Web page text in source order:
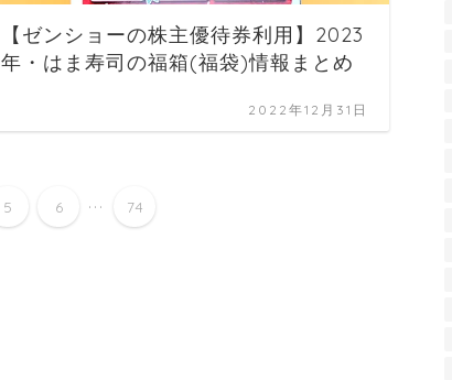
【ゼンショーの株主優待券利用】2023
年・はま寿司の福箱(福袋)情報まとめ
2022年12月31日
5 6 ... 74